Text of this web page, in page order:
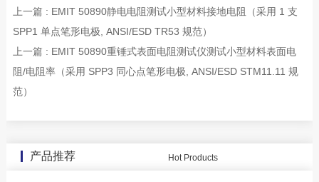
上一篇 : EMIT 50890静电电阻测试小型材料接地电阻（采用 1 支
SPP1 单点笔形电极, ANSI/ESD TR53 规范）
上一篇 : EMIT 50890重锤式表面电阻测试仪测试小型材料表面电
阻/电阻率（采用 SPP3 同心点笔形电极, ANSI/ESD STM11.11 规
范）
产品推荐 Hot Products